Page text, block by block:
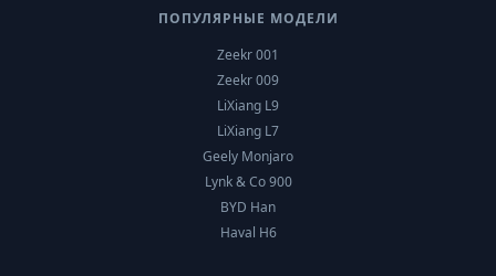
ПОПУЛЯРНЫЕ МОДЕЛИ
Zeekr 001
Zeekr 009
LiXiang L9
LiXiang L7
Geely Monjaro
Lynk & Co 900
BYD Han
Haval H6